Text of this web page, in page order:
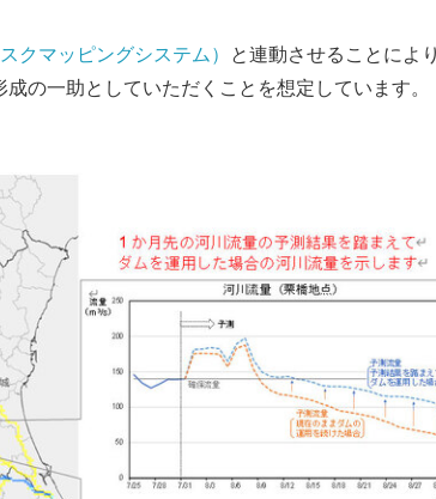
クマッピングシステム）
と連動させることにより
の一助としていただくことを想定しています。